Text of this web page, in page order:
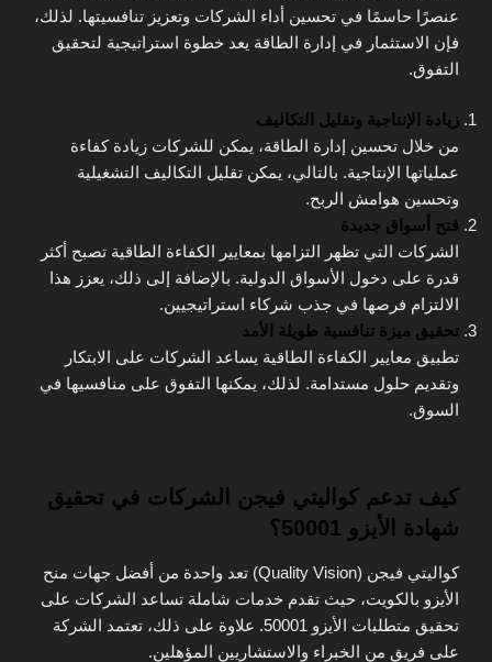
عنصرًا حاسمًا في تحسين أداء الشركات وتعزيز تنافسيتها. لذلك،
فإن الاستثمار في إدارة الطاقة يعد خطوة استراتيجية لتحقيق
التفوق.
زيادة الإنتاجية وتقليل التكاليف
من خلال تحسين إدارة الطاقة، يمكن للشركات زيادة كفاءة
عملياتها الإنتاجية. بالتالي، يمكن تقليل التكاليف التشغيلية
وتحسين هوامش الربح.
فتح أسواق جديدة
الشركات التي تظهر التزامها بمعايير الكفاءة الطاقية تصبح أكثر
قدرة على دخول الأسواق الدولية. بالإضافة إلى ذلك، يعزز هذا
الالتزام فرصها في جذب شركاء استراتيجيين.
تحقيق ميزة تنافسية طويلة الأمد
تطبيق معايير الكفاءة الطاقية يساعد الشركات على الابتكار
وتقديم حلول مستدامة. لذلك، يمكنها التفوق على منافسيها في
السوق.
كيف تدعم كواليتي فيجن الشركات في تحقيق
شهادة الأيزو 50001؟
كواليتي فيجن (Quality Vision) تعد واحدة من أفضل جهات منح
الأيزو بالكويت، حيث تقدم خدمات شاملة تساعد الشركات على
تحقيق متطلبات الأيزو 50001. علاوة على ذلك، تعتمد الشركة
على فريق من الخبراء والاستشاريين المؤهلين.